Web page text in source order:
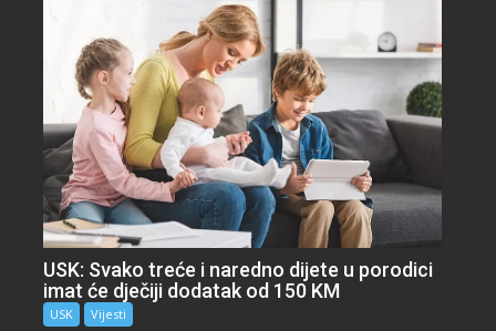
USK: Svako treće i naredno dijete u porodici
imat će dječiji dodatak od 150 KM
USK Vijesti